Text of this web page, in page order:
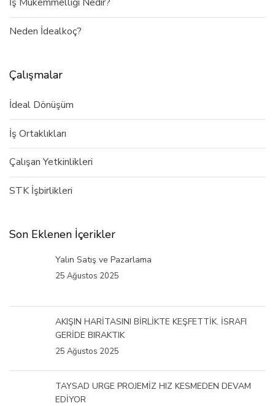
İş Mükemmelliği Nedir?
Neden İdealkoç?
Çalışmalar
İdeal Dönüşüm
İş Ortaklıkları
Çalışan Yetkinlikleri
STK İşbirlikleri
Son Eklenen İçerikler
Yalın Satış ve Pazarlama
25 Ağustos 2025
AKIŞIN HARİTASINI BİRLİKTE KEŞFETTİK. İSRAFI
GERİDE BIRAKTIK
25 Ağustos 2025
TAYSAD URGE PROJEMİZ HIZ KESMEDEN DEVAM
EDİYOR